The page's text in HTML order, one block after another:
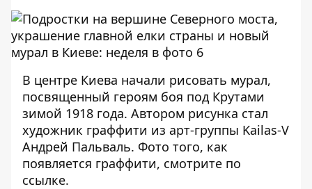
В центре Киева начали рисовать мурал,
посвященный героям боя под Крутами
зимой 1918 года. Автором рисунка стал
художник граффити из арт-группы Kailas-V
Андрей Пальваль. Фото того, как
появляется граффити, смотрите по
ссылке.